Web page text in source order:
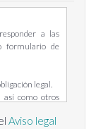
a las
formulario de
legal.
así como otros
adicional y
Aviso legal